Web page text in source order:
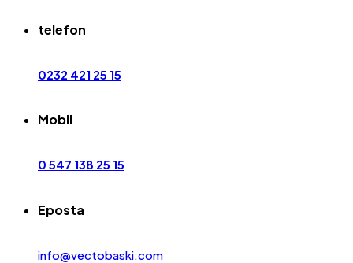
telefon
0232 421 25 15
Mobil
0 547 138 25 15
Eposta
info@vectobaski.com